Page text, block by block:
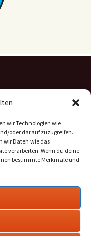
wir Technologien wie
oder darauf zuzugreifen.
wir Daten wie das
verarbeiten. Wenn du deine
bestimmte Merkmale und